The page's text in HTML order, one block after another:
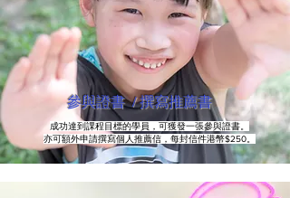
參與證書 / 撰寫推薦書
成功達到課程目標的學員，可獲發一張參與證書。
亦可額外申請撰寫個人推薦信，每封信件港幣$250。